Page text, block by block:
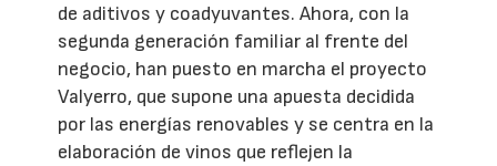
de aditivos y coadyuvantes. Ahora, con la
segunda generación familiar al frente del
negocio, han puesto en marcha el proyecto
Valyerro, que supone una apuesta decidida
por las energías renovables y se centra en la
elaboración de vinos que reflejen la